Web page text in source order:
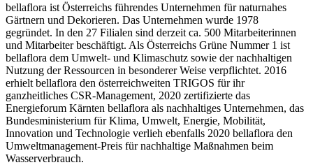
bellaflora ist Österreichs führendes Unternehmen für naturnahes
Gärtnern und Dekorieren. Das Unternehmen wurde 1978
gegründet. In den 27 Filialen sind derzeit ca. 500 Mitarbeiterinnen
und Mitarbeiter beschäftigt. Als Österreichs Grüne Nummer 1 ist
bellaflora dem Umwelt- und Klimaschutz sowie der nachhaltigen
Nutzung der Ressourcen in besonderer Weise verpflichtet. 2016
erhielt bellaflora den österreichweiten TRIGOS für ihr
ganzheitliches CSR-Management, 2020 zertifizierte das
Energieforum Kärnten bellaflora als nachhaltiges Unternehmen, das
Bundesministerium für Klima, Umwelt, Energie, Mobilität,
Innovation und Technologie verlieh ebenfalls 2020 bellaflora den
Umweltmanagement-Preis für nachhaltige Maßnahmen beim
Wasserverbrauch.